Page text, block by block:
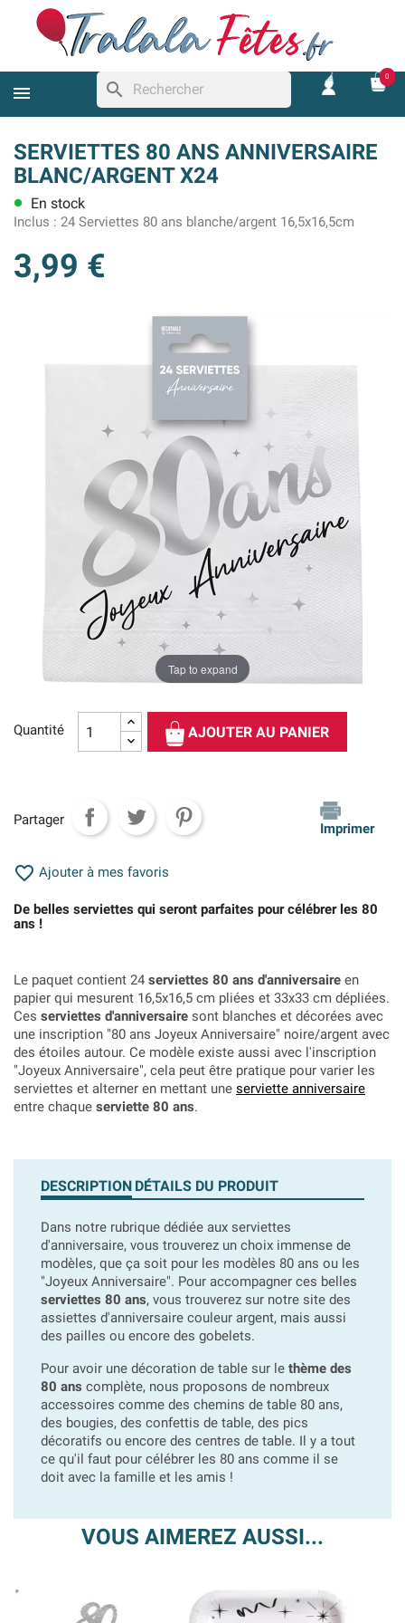
search
0
SERVIETTES 80 ANS ANNIVERSAIRE
BLANC/ARGENT X24
lens En stock
Inclus : 24 Serviettes 80 ans blanche/argent 16,5x16,5cm
3,99 €
Tap to expand
Quantité AJOUTER AU PANIER
Partager
Imprimer
 Ajouter à mes favoris
De belles serviettes qui seront parfaites pour célébrer les 80
ans !
Le paquet contient 24 serviettes 80 ans d'anniversaire en
papier qui mesurent 16,5x16,5 cm pliées et 33x33 cm dépliées.
Ces serviettes d'anniversaire sont blanches et décorées avec
une inscription "80 ans Joyeux Anniversaire" noire/argent avec
des étoiles autour. Ce modèle existe aussi avec l'inscription
"Joyeux Anniversaire", cela peut être pratique pour varier les
serviettes et alterner en mettant une serviette anniversaire
entre chaque serviette 80 ans.
DESCRIPTION DÉTAILS DU PRODUIT
Dans notre rubrique dédiée aux serviettes
d'anniversaire, vous trouverez un choix immense de
modèles, que ça soit pour les modèles 80 ans ou les
"Joyeux Anniversaire". Pour accompagner ces belles
serviettes 80 ans, vous trouverez sur notre site des
assiettes d'anniversaire couleur argent, mais aussi
des pailles ou encore des gobelets.
Pour avoir une décoration de table sur le thème des
80 ans complète, nous proposons de nombreux
accessoires comme des chemins de table 80 ans,
des bougies, des confettis de table, des pics
décoratifs ou encore des centres de table. Il y a tout
ce qu'il faut pour célébrer les 80 ans comme il se
doit avec la famille et les amis !
VOUS AIMEREZ AUSSI...